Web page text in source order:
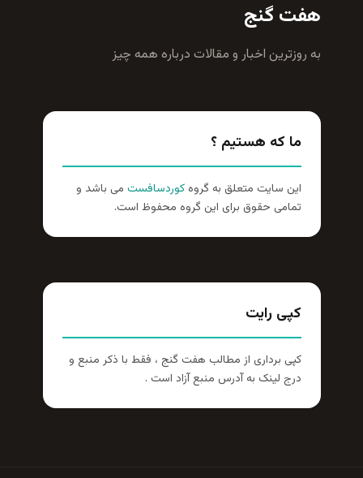
هفت گنج
به روزترين اخبار و مقالات درباره همه چيز
ما که هستیم ؟
این سایت متعلق به گروهکوردسافست می باشد و
تمامی حقوق برای این گروه محفوظ است.
کپی رایت
کپی برداری از مطالب هفت گنج ، فقط با ذکر منبع و
درج لینک به آدرس منبع آزاد است .